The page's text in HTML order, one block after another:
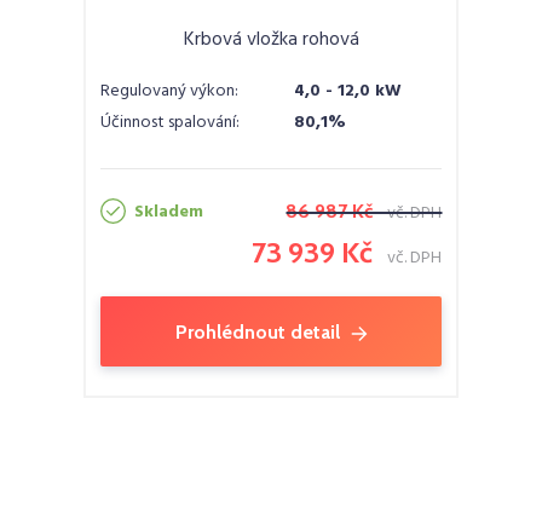
Krbová vložka rohová
Regulovaný výkon:
4,0 - 12,0 kW
Účinnost spalování:
80,1%
Skladem 86 987 Kč vč. DPH
73 939 Kč vč. DPH
Prohlédnout detail